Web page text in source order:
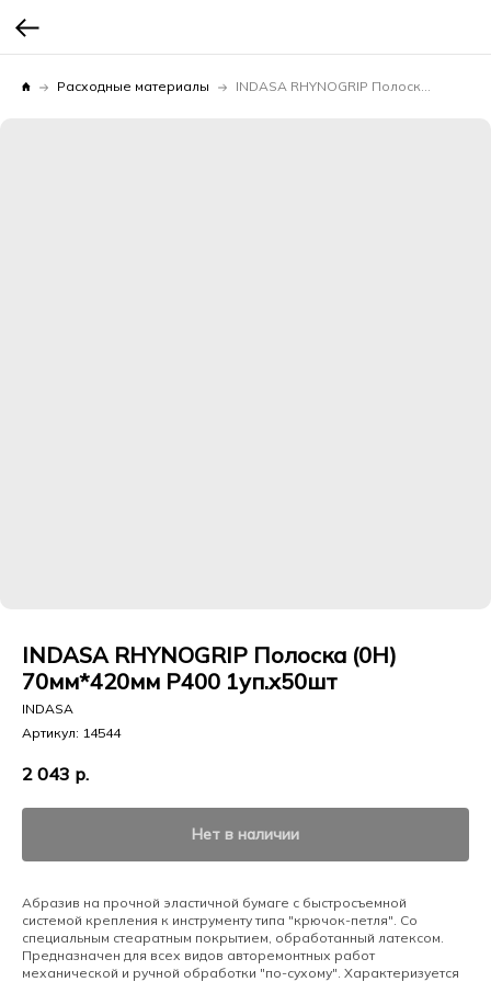
Расходные материалы INDASA RHYNOGRIP Полоска (0H) 70мм*420мм Р400 1уп.х50шт
INDASA RHYNOGRIP Полоска (0H)
70мм*420мм Р400 1уп.х50шт
INDASA
Артикул: 14544
2 043 р.
Нет в наличии
Абразив на прочной эластичной бумаге с быстросъемной
системой крепления к инструменту типа "крючок-петля". Со
специальным стеаратным покрытием, обработанный латексом.
Предназначен для всех видов авторемонтных работ
механической и ручной обработки "по-сухому". Характеризуется